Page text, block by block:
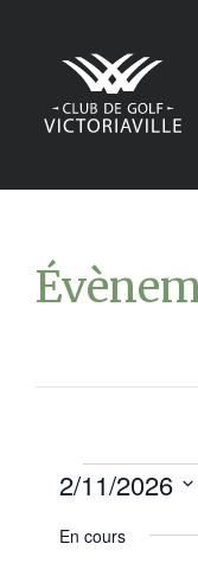
2/11/2026
une
En cours